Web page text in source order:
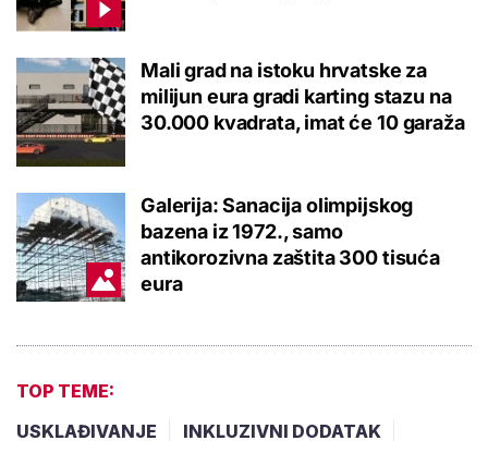
Mali grad na istoku hrvatske za
milijun eura gradi karting stazu na
30.000 kvadrata, imat će 10 garaža
Galerija: Sanacija olimpijskog
bazena iz 1972., samo
antikorozivna zaštita 300 tisuća
eura
TOP TEME:
USKLAĐIVANJE
INKLUZIVNI DODATAK